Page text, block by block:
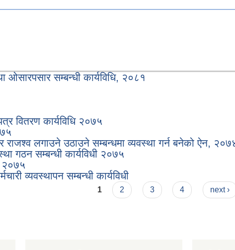
ओसारपसार सम्बन्धी कार्यविधि, २०८१
वितरण कार्यविधि २०७५
राजश्‍व लगाउने उठाउने सम्बन्धमा व्यवस्था गर्न बनेको ऐन,
गठन सम्बन्धी कार्यविधी २०७५
२०७५
व्यवस्थापन सम्बन्धी कार्यविधी
1 2 3 4 next ›